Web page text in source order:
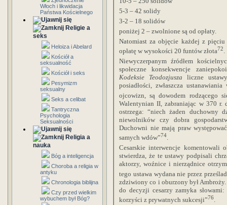
Włoch i likwidacja
Państwa Kościelnego
Religie a
seks
Heloiza i Abelard
Kościół a
seksualność
Kościół i seks
Pesymizm
seksualny
Seks a celibat
Tantryczna
Psychologia
Seksualności
Religia a
nauka
Bóg a inteligencja
Choroba a religia w
antyku
Chronologia biblijna
Czy przed wielkim
wybuchem był Bóg?
5-3 – 42 solidy
3-2 – 18 solidów
poniżej 2 – zwolnione są od opłaty.
Natomiast za objęcie każdej z
opłatę w wysokości 20 funtów złota72.
Niewyczerpanym źródłem
społeczne konsekwencje
Kodeksie Teodozjuszaliczne
posiadłości, zwłaszcza
ojcowizn, są dowodem rodzącego
Walentynian II, zabraniając w 370 r.
ostrzega: “niech żaden duchowny
niewolników czy dobra
Duchowni nie mają praw
samych wdów”74.
Cesarskie interwencje komentowali
stwierdza, że te ustawy podpisali
aktorzy, woźnice i nierządnice
tego ustawa wydana nie przez
zdziwiony co i oburzony był
do decyzji cesarzy zamyka
korzyści z prywatnych sukcesji”76.